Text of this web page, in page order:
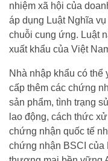
nhiệm xã hội của
áp dụng Luật Nghĩa
chuỗi cung ứng. Luật
xuất khẩu của Việt
Nhà nhập khẩu có thể
cấp thêm các chứng
sản phẩm, tình trạng
lao động, cách thức
chứng nhận quốc tế
chứng nhận BSCI của